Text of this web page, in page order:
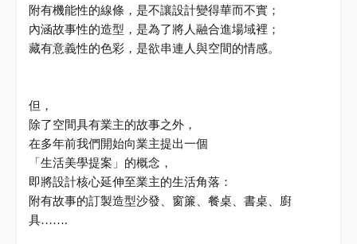
附有機能性的線條，是不讓設計變得華而不實；
內涵故事性的造型，是為了將人融合進場域裡；
藏有意義性的色彩，是欲串連人與空間的情感。
但，
除了空間具有業主的故事之外，
在多年前我們開始向業主提出一個
「生活美學提案」的概念，
即將設計核心延伸至業主的生活角落：
附有故事的訂製造型沙發、窗簾、餐桌、書桌、廚
具…….